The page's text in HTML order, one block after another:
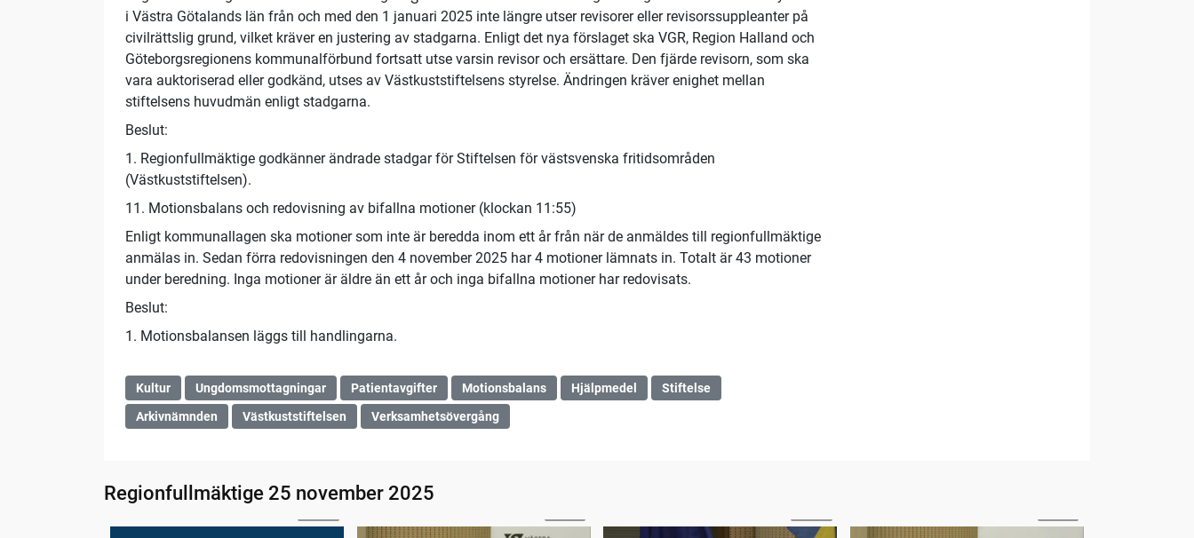
i Västra Götalands län från och med den 1 januari 2025 inte längre utser revisorer eller revisorssuppleanter på
civilrättslig grund, vilket kräver en justering av stadgarna. Enligt det nya förslaget ska VGR, Region Halland och
Göteborgsregionens kommunalförbund fortsatt utse varsin revisor och ersättare. Den fjärde revisorn, som ska
vara auktoriserad eller godkänd, utses av Västkuststiftelsens styrelse. Ändringen kräver enighet mellan
stiftelsens huvudmän enligt stadgarna.
Beslut:
1. Regionfullmäktige godkänner ändrade stadgar för Stiftelsen för västsvenska fritidsområden
(Västkuststiftelsen).
11. Motionsbalans och redovisning av bifallna motioner (klockan 11:55)
Enligt kommunallagen ska motioner som inte är beredda inom ett år från när de anmäldes till regionfullmäktige
anmälas in. Sedan förra redovisningen den 4 november 2025 har 4 motioner lämnats in. Totalt är 43 motioner
under beredning. Inga motioner är äldre än ett år och inga bifallna motioner har redovisats.
Beslut:
1. Motionsbalansen läggs till handlingarna.
Kultur Ungdomsmottagningar Patientavgifter Motionsbalans Hjälpmedel
Stiftelse
Arkivnämnden
Västkuststiftelsen Verksamhetsövergång
Regionfullmäktige 25 november 2025